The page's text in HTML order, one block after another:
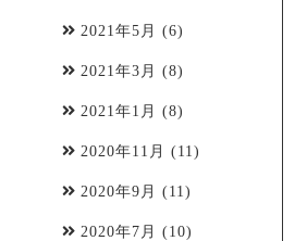
2021年5月 (6)
2021年3月 (8)
2021年1月 (8)
2020年11月 (11)
2020年9月 (11)
2020年7月 (10)